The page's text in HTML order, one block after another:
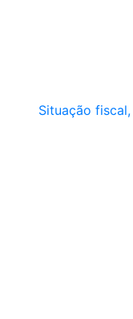
Situação